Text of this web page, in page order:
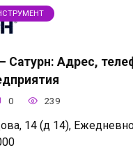
Сатурн: Адрес,
0 239
14 (д 14),